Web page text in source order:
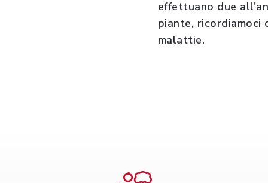
effettuano due
piante,
malattie.